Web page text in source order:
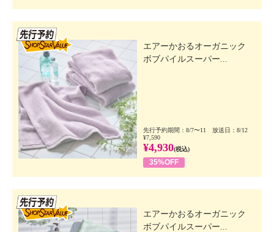
エアーかおるオーガニック
ボブパイルスーパー...
先行予約期間：8/7〜11 放送日：8/12
¥7,590
¥4,930(税込)
35%OFF
エアーかおるオーガニック
ボブパイルスーパー...